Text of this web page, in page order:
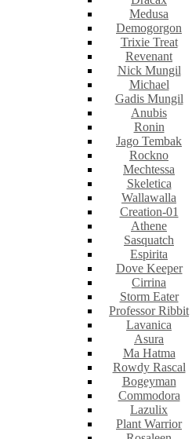
Medusa
Demogorgon
Trixie Treat
Revenant
Nick Mungil
Michael
Gadis Mungil
Anubis
Ronin
Jago Tembak
Rockno
Mechtessa
Skeletica
Wallawalla
Creation-01
Athene
Sasquatch
Espirita
Dove Keeper
Cirrina
Storm Eater
Professor Ribbit
Lavanica
Asura
Ma Hatma
Rowdy Rascal
Bogeyman
Commodora
Lazulix
Plant Warrior